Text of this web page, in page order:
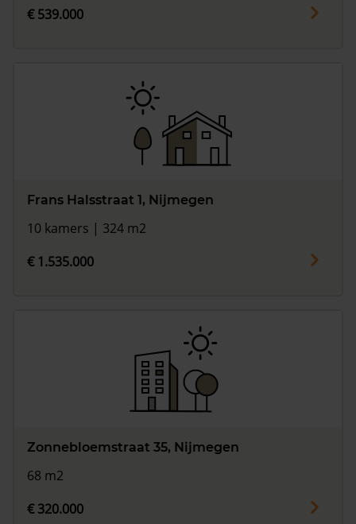
€ 539.000
Frans Halsstraat 1, Nijmegen
10 kamers | 324 m2
€ 1.535.000
Zonnebloemstraat 35, Nijmegen
68 m2
€ 320.000